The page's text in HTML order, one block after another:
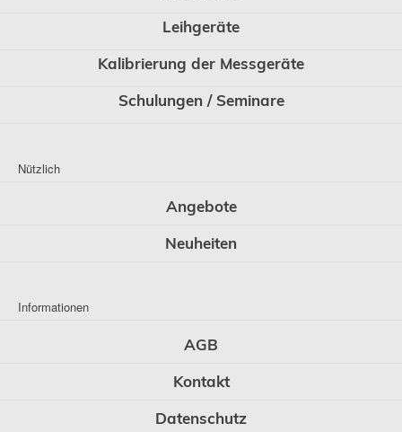
Leihgeräte
Kalibrierung der Messgeräte
Schulungen / Seminare
Nützlich
Angebote
Neuheiten
Informationen
AGB
Kontakt
Datenschutz